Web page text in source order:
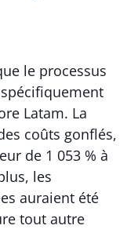
le processus
Latam. La
coûts gonflés,
de 1 053 % à
les
auraient été
tout autre